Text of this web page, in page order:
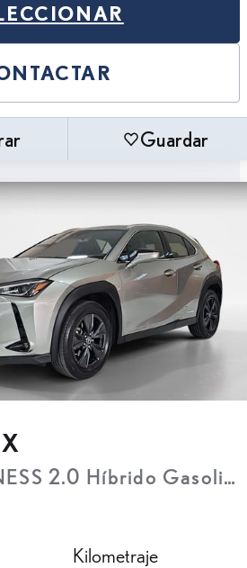
Guardar
2.0 Híbrido
Kilometraje